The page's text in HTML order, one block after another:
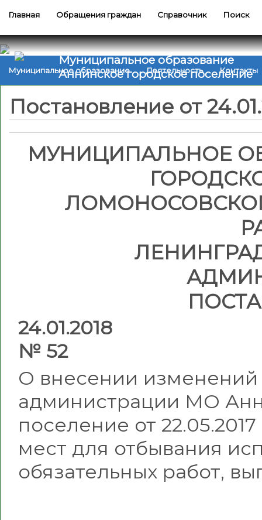
Главная Обращения граждан Справочник Поиск
Муниципальное образование
Аннинское городское поселение
Муниципальное образование Деятельность Контакты
Постановление от
МУНИЦИПАЛЬНОЕ
№ 52
О внесении изменений
администрации МО
поселение от
мест для отбывания
обязательных работ,